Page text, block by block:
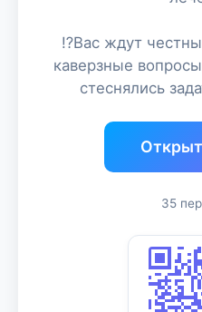
⁉️Вас ждут
каверзные
стеснялись
35